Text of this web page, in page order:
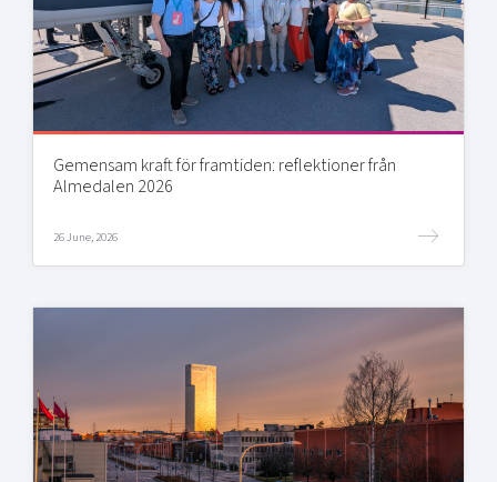
Gemensam kraft för framtiden: reflektioner från
Almedalen 2026
26 June, 2026